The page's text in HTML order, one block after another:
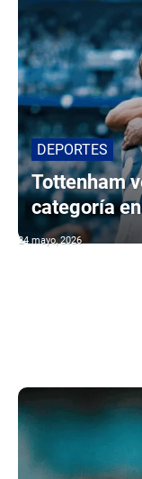
DEPORTES
Tottenham
categoría
24 mayo, 2026